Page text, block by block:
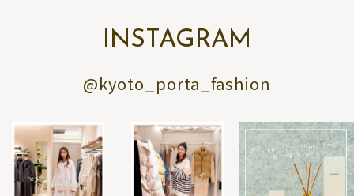
INSTAGRAM
@kyoto_porta_fashion